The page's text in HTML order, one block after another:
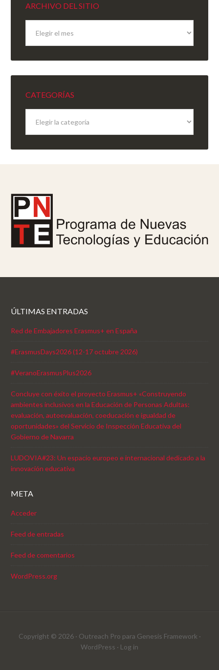
ARCHIVO DEL SITIO
sitio
CATEGORÍAS
ÚLTIMAS ENTRADAS
Red de Embajadores Erasmus+ en España
#ErasmusDays2026 (12-17 octubre 2026)
#VeranoErasmusPlus2026
Concluye con éxito el proyecto Erasmus+ «Construyendo
ambientes inclusivos en la Educación de Personas Adultas:
evaluación, autoevaluación, coeducación e igualdad de
oportunidades» del Servicio de Inspección Educativa del
Gobierno de Navarra
LUDOVIA#23: Un espacio europeo e internacional dedicado a la
innovación educativa
META
Acceder
Feed de entradas
Feed de comentarios
WordPress.org
Copyright © 2026 · Outreach Pro para Genesis Framework ·
WordPress · Log in